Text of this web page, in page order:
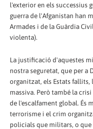
l'exterior en els successius
guerra de l'Afganistan han
Armades i de la Guàrdia
violenta).
La justificació d'aquestes
nostra seguretat, que per a
organitzat, els Estats
massiva. Però també la
de l'escalfament global. És
terrorisme i el crim
policials que militars, o que